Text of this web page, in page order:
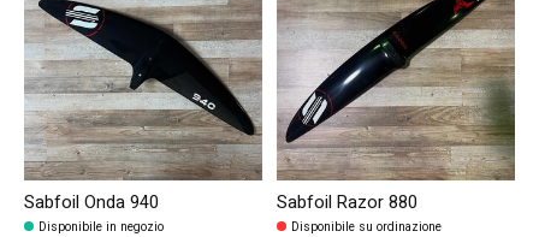
Sabfoil Onda 940
Disponibile in negozio
Sabfoil Razor 880
Disponibile su ordinazione